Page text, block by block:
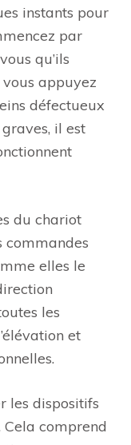
instants pour
par
qu’ils
appuyez
défectueux
il est
du chariot
commandes
elles le
les
et
les dispositifs
comprend